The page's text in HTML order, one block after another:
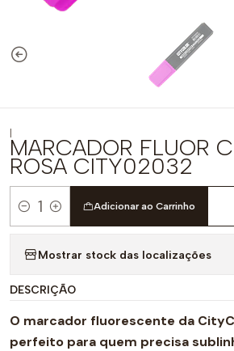
|
MARCADOR FLUOR
ROSA CITY02032
Quantidade
Adicionar ao Carrinho
Mostrar stock das localizações
DESCRIÇÃO
O marcador fluorescente da
perfeito para quem precisa